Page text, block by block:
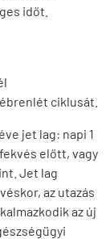
időt.
ciklusát.
jet lag: napi 1
előtt, vagy
Jet lag
az utazás
az új